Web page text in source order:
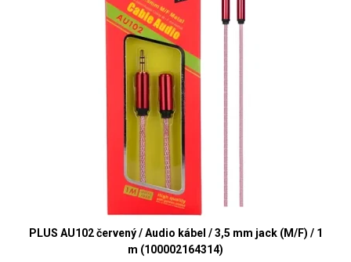
PLUS AU102 červený / Audio kábel / 3,5 mm jack (M/F) / 1
m (100002164314)